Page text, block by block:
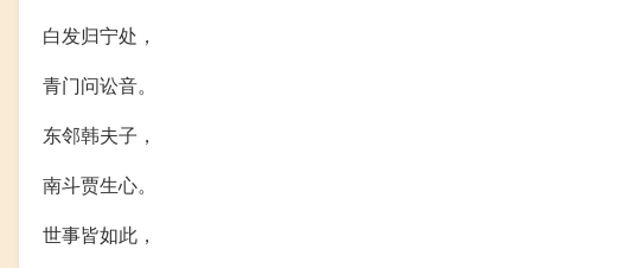
白发归宁处，
青门问讼音。
东邻韩夫子，
南斗贾生心。
世事皆如此，